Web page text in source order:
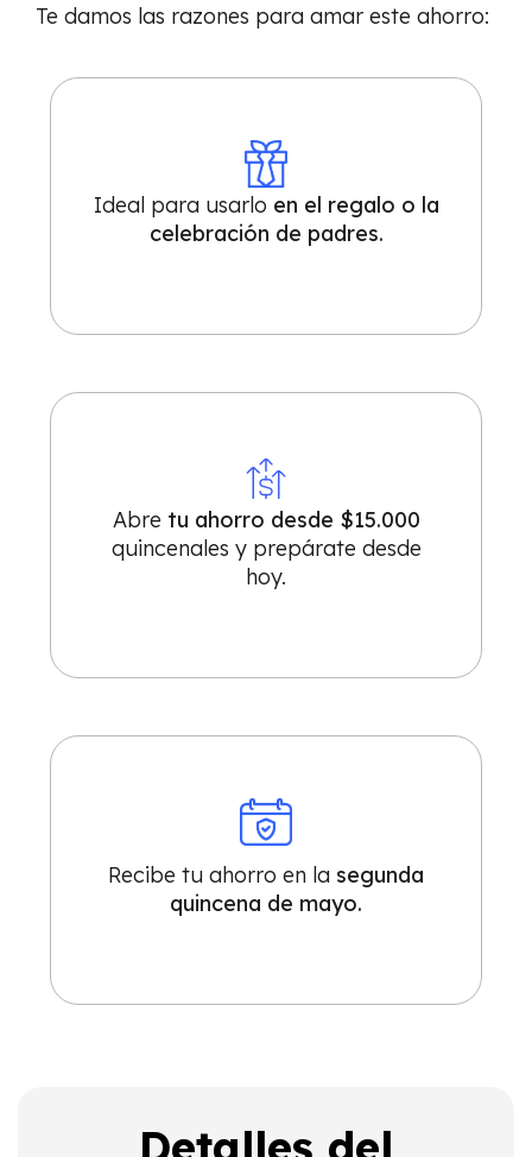
Te damos las razones para amar este ahorro:
Ideal para usarlo en el regalo o la
celebración de padres.
Abre tu ahorro desde $15.000
quincenales y prepárate desde
hoy.
Recibe tu ahorro en la segunda
quincena de mayo.